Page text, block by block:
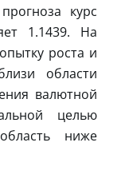
курс
1.1439. На
роста и
области
валютной
целью
ниже